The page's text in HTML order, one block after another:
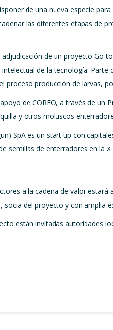
de una nueva especie
las diferentes etapas de
de un proyecto Go
de la tecnología.
proceso producción de larvas,
de CORFO, a través de un
y otros moluscos
SpA es un start up con
semillas de enterradores en la
a la cadena de valor
socia del proyecto y con amplia
están invitadas autoridades